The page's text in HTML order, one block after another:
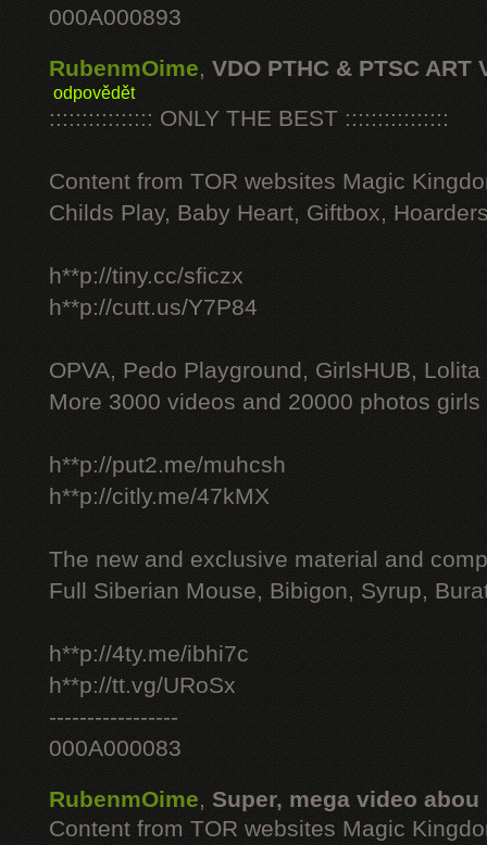
000A000893
RubenmOime, VDO PTHC & PTSC ART
odpovědět
:::::::::::::::: ONLY THE BEST ::::::::::::::::
Content from TOR websites Magic
Childs Play, Baby Heart, Giftbox,
h**p://tiny.cc/sficzx
h**p://cutt.us/Y7P84
OPVA, Pedo Playground, GirlsHUB, Lolita
More 3000 videos and 20000 photos
h**p://put2.me/muhcsh
h**p://citly.me/47kMX
The new and exclusive material and
Full Siberian Mouse, Bibigon, Syrup,
h**p://4ty.me/ibhi7c
h**p://tt.vg/URoSx
-----------------
000A000083
RubenmOime, Super, mega video abou
Content from TOR websites Magic